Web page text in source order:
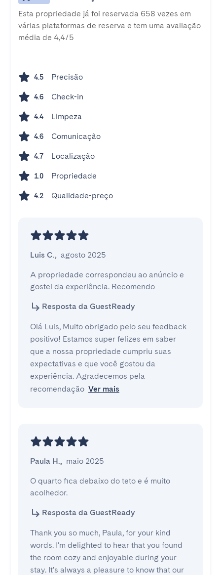
Esta propriedade já foi reservada 658 vezes em
várias plataformas de reserva e tem uma avaliação
média de 4,4/5
4.5 Precisão
4.6 Check-in
4.4 Limpeza
4.6 Comunicação
4.7 Localização
1.0 Propriedade
4.2 Qualidade-preço
Luis C., agosto 2025
A propriedade correspondeu ao anúncio e
gostei da experiência. Recomendo
Resposta da GuestReady
Olá Luis, Muito obrigado pelo seu feedback
positivo! Estamos super felizes em saber
que a nossa propriedade cumpriu suas
expectativas e que você gostou da
experiência. Agradecemos pela
recomendação Ver mais
Paula H., maio 2025
O quarto fica debaixo do teto e é muito
acolhedor.
Resposta da GuestReady
Thank you so much, Paula, for your kind
words. I'm delighted to hear that you found
the room cozy and enjoyable during your
stay. It's always a pleasure to know that our